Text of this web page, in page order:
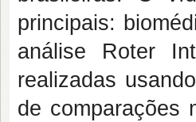
principais:
análise Roter
realizadas
de comparações